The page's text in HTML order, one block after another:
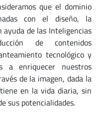
que el dominio
con el diseño, la
ayuda de las Inteligencias
de contenidos
tecnológico y
a enriquecer nuestros
de la imagen, dada la
en la vida diaria, sin
sus potencialidades.